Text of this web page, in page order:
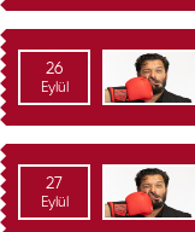
26
Eylül
27
Eylül